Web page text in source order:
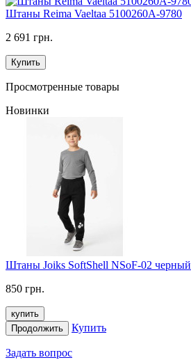
Штаны Reima Vaeltaa 5100260A-9780
2 691 грн.
Купить
Просмотренные товары
Новинки
Штаны Joiks SoftShell NSoF-02 черный
850 грн.
купить
Продолжить
Купить
Задать вопрос